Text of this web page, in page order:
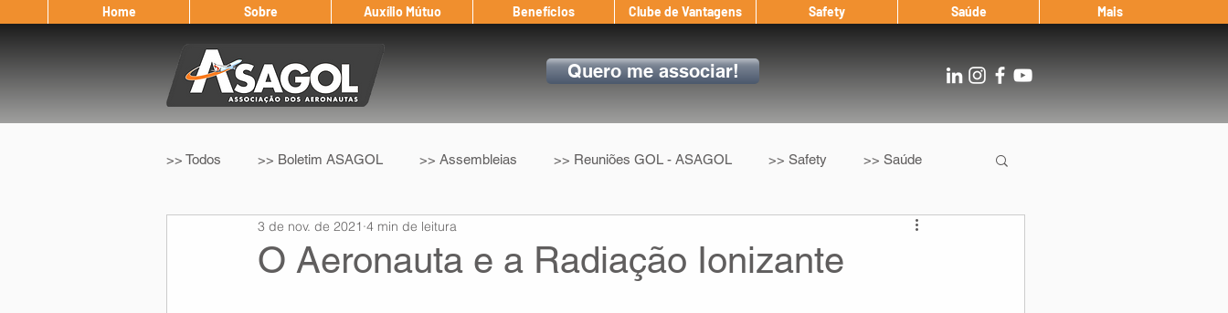
Home Sobre Auxílio Mútuo Benefícios Clube de Vantagens Safety Saúde Mais
Quero me associar!
>> Todos >> Boletim ASAGOL >> Assembleias >> Reuniões GOL - ASAGOL >> Safety >> Saúde
>> Legislação >> IFALPA >> Convenção Coletiva After Landing
O Aeronauta e a Radiação Ionizante
3 de nov. de 2021 4 min de leitura